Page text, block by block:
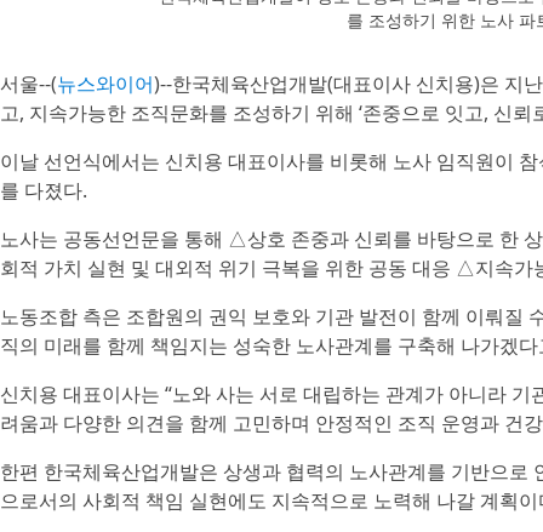
를 조성하기 위한 노사
서울--(뉴스와이어)--한국체육산업개발(대표이사 신치용)은 지
고, 지속가능한 조직문화를 조성하기 위해 ‘존중으로 잇고, 신
이날 선언식에서는 신치용 대표이사를 비롯해 노사 임직원이
를 다졌다.
노사는 공동선언문을 통해 △상호 존중과 신뢰를 바탕으로 한
회적 가치 실현 및 대외적 위기 극복을 위한 공동 대응 △지속
노동조합 측은 조합원의 권익 보호와 기관 발전이 함께 이뤄질
직의 미래를 함께 책임지는 성숙한 노사관계를 구축해 나가겠
신치용 대표이사는 “노와 사는 서로 대립하는 관계가 아니라
려움과 다양한 의견을 함께 고민하며 안정적인 조직 운영과 건
한편 한국체육산업개발은 상생과 협력의 노사관계를 기반으
으로서의 사회적 책임 실현에도 지속적으로 노력해 나갈 계획이